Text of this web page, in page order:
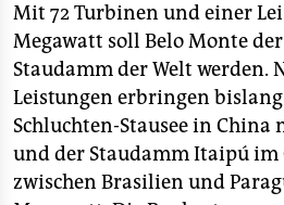
Mit 72 Turbinen und einer
Megawatt soll Belo Monte
Staudamm der Welt werden.
Leistungen erbringen
Schluchten-Stausee in China
und der Staudamm Itaipú im
zwischen Brasilien und